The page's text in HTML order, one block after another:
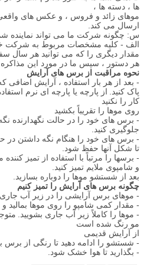
ها ، دسته ها ،
موهای زائد و فروس ، و عکس های واقعی
ارسال می کند.
س: چگونه شرکت ما می تواند نماینده
الف - کلیه مشخصات مربوط به شرکت
مقدار دیگری را که می توانید هر سال
هر دستور ، سپس ما در مورد این
نحوه مراقبت از برس های آرایش
- بعد از هر بار استفاده ، آرایش اضافی
پاک کنید. از پارچه یا پارچه ای نرم
کار را نکنید
روی موها را تقریباً بکشید
- برس های خود را در حالت نگهدارنده
جلوگیری کنید.
- برس های خود را هنگام نگه داشتن در
تا شکل آنها حفظ شود.
- برسها را مرتباً با استفاده از تمیز
و شامپوی ملایم تمیز کنید.
بعد از شستشو موها را دوباره بسازید.
چگونه برس های آرایش را تمیز کنیم
- موهای برس آرایشی را در زیر آب جاری
- مقدار کمی شامپو را روی موها بمالید
- موها را کاملاً زیر آب جاری بشویید.
مو رنگ شده است
از آرایش قدیمی
- شستشو را ادامه دهید تا رنگی از برس
- بگذارید تا هوا خشک شود.